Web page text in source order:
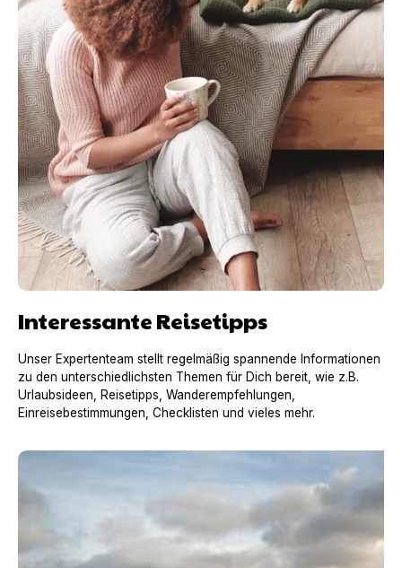
Interessante Reisetipps
Unser Expertenteam stellt regelmäßig spannende Informationen
zu den unterschiedlichsten Themen für Dich bereit, wie z.B.
Urlaubsideen, Reisetipps, Wanderempfehlungen,
Einreisebestimmungen, Checklisten und vieles mehr.
Urlaub mit Hund in Frankreich